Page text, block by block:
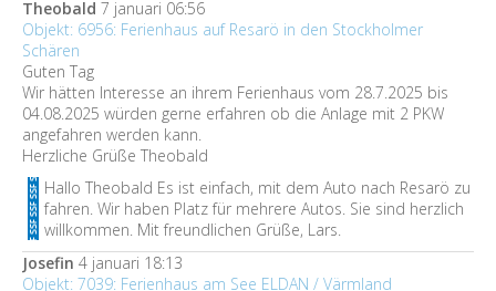
Theobald 7 januari 06:56
Objekt: 6956: Ferienhaus auf Resarö in den Stockholmer
Schären
Guten Tag
Wir hätten Interesse an ihrem Ferienhaus vom 28.7.2025 bis
04.08.2025 würden gerne erfahren ob die Anlage mit 2 PKW
angefahren werden kann.
Herzliche Grüße Theobald
Hallo Theobald Es ist einfach, mit dem Auto nach Resarö zu
fahren. Wir haben Platz für mehrere Autos. Sie sind herzlich
willkommen. Mit freundlichen Grüße, Lars.
Josefin 4 januari 18:13
Objekt: 7039: Ferienhaus am See ELDAN / Värmland